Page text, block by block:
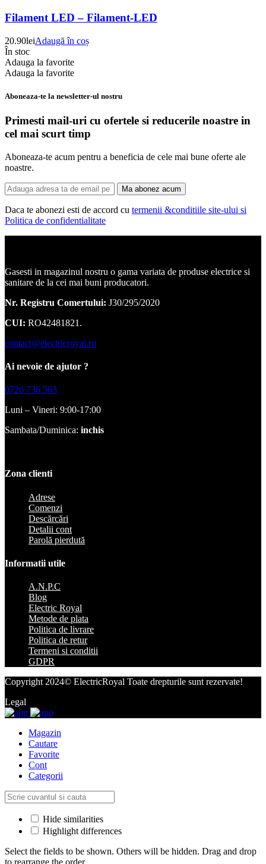
Filament LED – Filament-LED
20.90leiAdaugă în coș
În stoc
Adauga la favorite
Adauga la favorite
Aboneaza-te la newsletter-ul nostru
Primesti mail-uri cu ofertele si reducerile noastre in
cel mai scurt timp
Aboneaza-te acum pentru a beneficia de cele mai bune oferte ale
noastre.
Ma abonez acum
Daca te abonezi esti de accord cu termenii &conditiile site-ului si
Politica de confidentialitate
Gasesti in magazinul nostru o gama variata de produse electrice si
sanitare de la cei mai buni producatori.
Nr. Registru Comertului: J30/295/2020
CUI: RO42481821.
contact@electricroyal.ro
Ai nevoie de ajutor ?
0726 736 563
Luni – Vineri: 9:00-17:00
Sambata/Duminica: inchis
Zona clienti
Adrese
Comenzi
Descărcări
Detalii cont
Parolă pierdută
Informatii utile
A.N.P.C
Blog
Electric Royal
Metode de plata
Politica de livrare
Politica de retur
Termeni si conditii
GDPR
Copyright 2024© ElectricRoyal Toate drepturile sunt rezervate!
Legal
Magazin
Cautare
Favorite
Cont
Categorii
Hide similarities
Highlight differences
Select the fields to be shown. Others will be hidden. Drag and drop